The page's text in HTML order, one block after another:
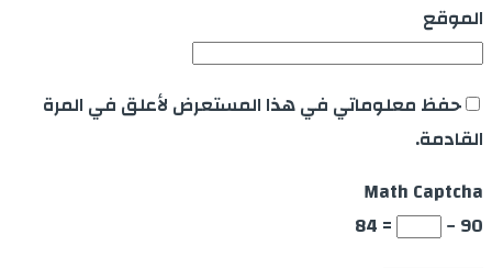
الموقع
حفظ معلوماتي في هذا المستعرض لأعلق في المرة
القادمة.
Math Captcha
90 −
= 84